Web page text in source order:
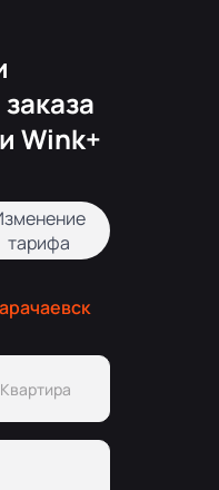
Wink+
тарифа